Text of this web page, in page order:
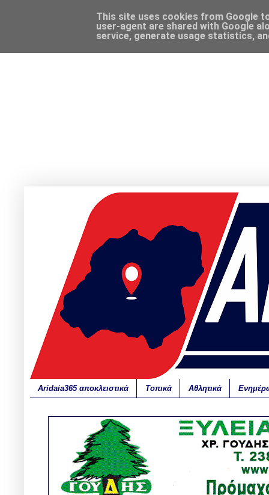
Aridaia365 αποκλειστικά Τοπικά Αθλητικά
This site uses cookies from Google
user-agent are shared with Google
service, generate usage statistics,